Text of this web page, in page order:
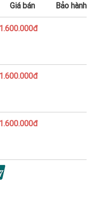
Giá bán Bảo hành
1.600.000đ
1.600.000đ
1.600.000đ